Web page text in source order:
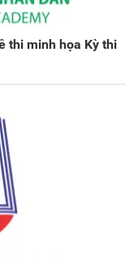
thi minh họa Kỳ thi